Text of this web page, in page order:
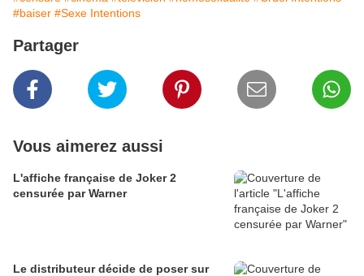
#baiser #Sexe Intentions
Partager
Vous aimerez aussi
L'affiche française de Joker 2
censurée par Warner
Le distributeur décide de poser sur